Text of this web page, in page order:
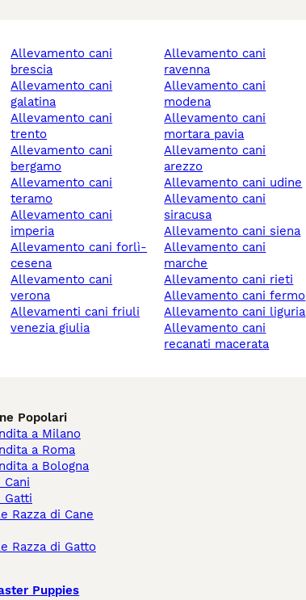
allevamento cani
brescia
allevamento cani
galatina
allevamento cani
trento
allevamento cani
bergamo
allevamento cani
teramo
allevamento cani
imperia
allevamento cani forlì-
cesena
allevamento cani
verona
allevamenti cani friuli
venezia giulia
allevamento cani
ravenna
allevamento cani
modena
allevamento cani
mortara pavia
allevamento cani
arezzo
allevamento cani udine
allevamento cani
siracusa
allevamento cani siena
allevamento cani
marche
allevamento cani rieti
allevamento cani fermo
allevamento cani liguria
allevamento cani
recanati macerata
Popolari
a Milano
a Roma
a Bologna
Cani
Gatti
Razza di Cane
Razza di Gatto
Puppies